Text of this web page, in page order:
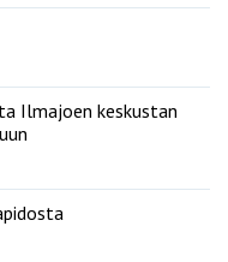
Ilmajoen keskustan